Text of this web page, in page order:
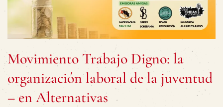
Movimiento Trabajo Digno: la
organización laboral de la juventud
– en Alternativas